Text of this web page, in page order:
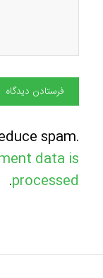
spam.
data is
processed
.